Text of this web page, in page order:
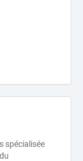
spécialisée